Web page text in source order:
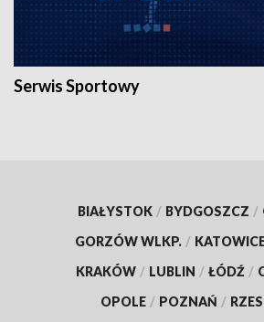
Serwis Sportowy
BIAŁYSTOK / BYDGOSZCZ /
GORZÓW WLKP. /
KRAKÓW / LUBLIN / ŁÓDŹ /
OPOLE / POZNAŃ /